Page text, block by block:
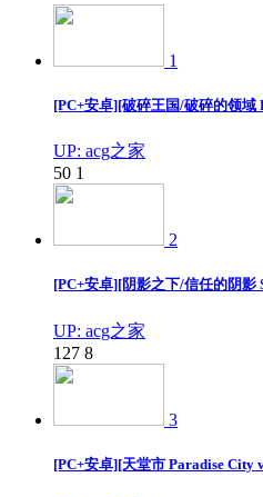
1
[PC+安卓][破碎王国/破碎的领域
UP: acg之家
50 1
2
[PC+安卓][阴影之下/信任的阴影
UP: acg之家
127 8
3
[PC+安卓][天堂市 Paradise City